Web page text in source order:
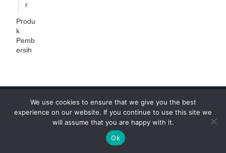
r
Produ
k
Pemb
ersih
1Clickss.com adalah platform digital all in one yang
We use cookies to ensure that we give you the best
experience on our website. If you continue to use this site we
will assume that you are happy with it.
Ok